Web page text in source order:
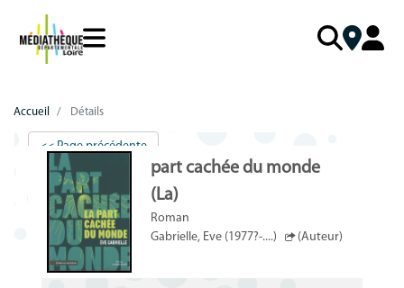
Menu
Schéma départemental
Qui fait quoi ?
Collection départementale
Accompagnement au quotidien
Accompagnement poldoc
Accompagnement de projets
VOTRE BOÎTE À OUTILS
Cadre réglementaire
Politique documentaire
Valorisation des collections
FOCUS COLLECTIONS
Nouveautés
Coups de cœur
Mon
responsive
mobile
Mot de passe perdu
J'AI BESOIN D'AIDE
Aide à la connexion
Accueil Détails
<< Page précédente
part cachée du monde
(La)
Roman
Gabrielle, Eve (1977?-....)
(Auteur)